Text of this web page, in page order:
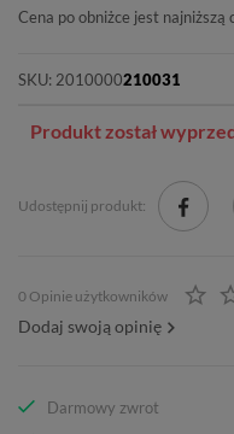
Cena po obniżce jest najniższą
SKU: 2010000210031
Produkt został
Udostępnij produkt:
0 Opinie użytkowników
Dodaj swoją opinię
Darmowy zwrot